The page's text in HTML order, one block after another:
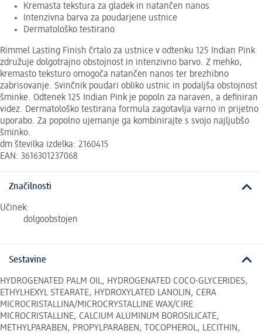
Kremasta tekstura za gladek in natančen nanos
Intenzivna barva za poudarjene ustnice
Dermatološko testirano
Rimmel Lasting Finish črtalo za ustnice v odtenku 125 Indian Pink
združuje dolgotrajno obstojnost in intenzivno barvo. Z mehko,
kremasto teksturo omogoča natančen nanos ter brezhibno
zabrisovanje. Svinčnik poudari obliko ustnic in podaljša obstojnost
šminke. Odtenek 125 Indian Pink je popoln za naraven, a definiran
videz. Dermatološko testirana formula zagotavlja varno in prijetno
uporabo. Za popolno ujemanje ga kombinirajte s svojo najljubšo
šminko.
dm številka izdelka: 2160415
EAN: 3616301237068
Značilnosti
Učinek:
dolgoobstojen
Sestavine
HYDROGENATED PALM OIL, HYDROGENATED COCO-GLYCERIDES,
ETHYLHEXYL STEARATE, HYDROXYLATED LANOLIN, CERA
MICROCRISTALLINA/MICROCRYSTALLINE WAX/CIRE
MICROCRISTALLINE, CALCIUM ALUMINUM BOROSILICATE,
METHYLPARABEN, PROPYLPARABEN, TOCOPHEROL, LECITHIN,